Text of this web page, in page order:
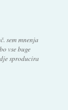
sem mnenja
vse buge
sproducira